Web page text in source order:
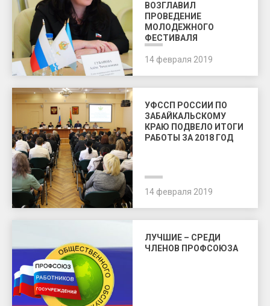
ВОЗГЛАВИЛ
ПРОВЕДЕНИЕ
МОЛОДЕЖНОГО
ФЕСТИВАЛЯ
14 февраля 2019
УФССП РОССИИ ПО
ЗАБАЙКАЛЬСКОМУ
КРАЮ ПОДВЕЛО ИТОГИ
РАБОТЫ ЗА 2018 ГОД
14 февраля 2019
ЛУЧШИЕ – СРЕДИ
ЧЛЕНОВ ПРОФСОЮЗА